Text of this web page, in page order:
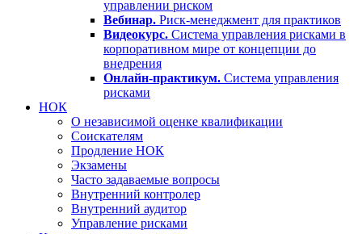
управлении риском
Вебинар. Риск-менеджмент для практиков
Видеокурс. Система управления рисками в
корпоративном мире от концепции до
внедрения
Онлайн-практикум. Система управления
рисками
НОК
О независимой оценке квалификации
Соискателям
Продление НОК
Экзамены
Часто задаваемые вопросы
Внутренний контролер
Внутренний аудитор
Управление рисками